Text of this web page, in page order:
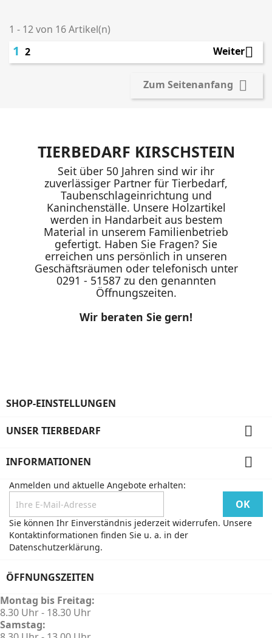
1 - 12 von 16 Artikel(n)
1 2 Weiter
Zum Seitenanfang 
TIERBEDARF KIRSCHSTEIN
Seit über 50 Jahren sind wir ihr
zuverlässiger Partner für Tierbedarf,
Taubenschlageinrichtung und
Kaninchenställe. Unsere Holzartikel
werden in Handarbeit aus bestem
Material in unserem Familienbetrieb
gefertigt. Haben Sie Fragen? Sie
erreichen uns persönlich in unseren
Geschäftsräumen oder telefonisch unter
0291 - 51587 zu den genannten
Öffnungszeiten.
Wir beraten Sie gern!
SHOP-EINSTELLUNGEN
UNSER TIERBEDARF 
INFORMATIONEN 
Anmelden und aktuelle Angebote erhalten:
Sie können Ihr Einverständnis jederzeit widerrufen. Unsere
Kontaktinformationen finden Sie u. a. in der
Datenschutzerklärung.
ÖFFNUNGSZEITEN
Montag bis Freitag:
8.30 Uhr - 18.30 Uhr
Samstag: